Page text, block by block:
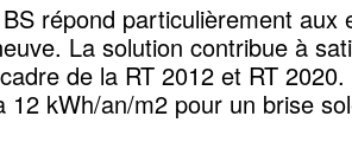
répond particulièrement aux
La solution contribue à
de la RT 2012 et RT
12 kWh/an/m2 pour un brise